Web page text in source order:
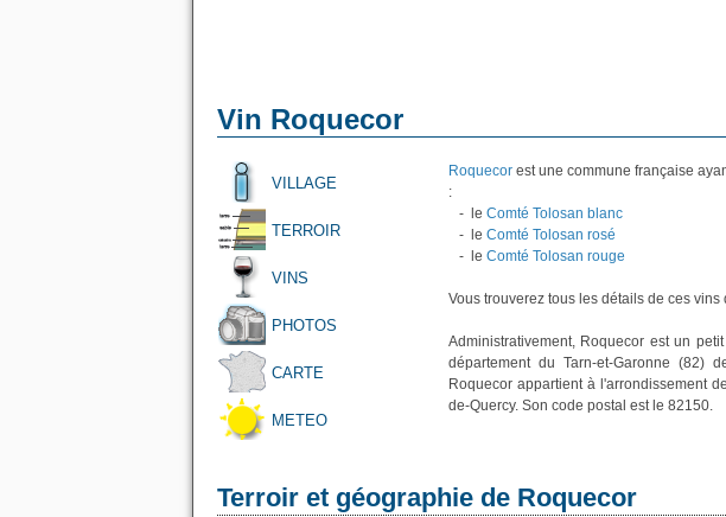
Vin Roquecor
VILLAGE
TERROIR
VINS
PHOTOS
CARTE
METEO
Roquecor est une commune française
:
- le Comté Tolosan blanc
- le Comté Tolosan rosé
- le Comté Tolosan rouge
Vous trouverez tous les détails de ces
Administrativement, Roquecor est un
département du Tarn-et-Garonne (82)
Roquecor appartient à l'arrondissement
de-Quercy. Son code postal est le 82150.
Terroir et géographie de Roquecor